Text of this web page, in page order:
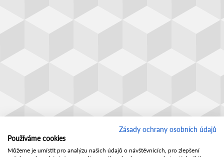
Zásady ochrany osobních údajů
Používáme cookies
Můžeme je umístit pro analýzu našich údajů o návštěvnících, pro zlepšení